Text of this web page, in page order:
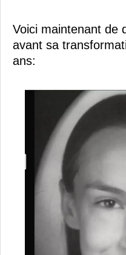
Voici maintenant de
avant sa
ans: